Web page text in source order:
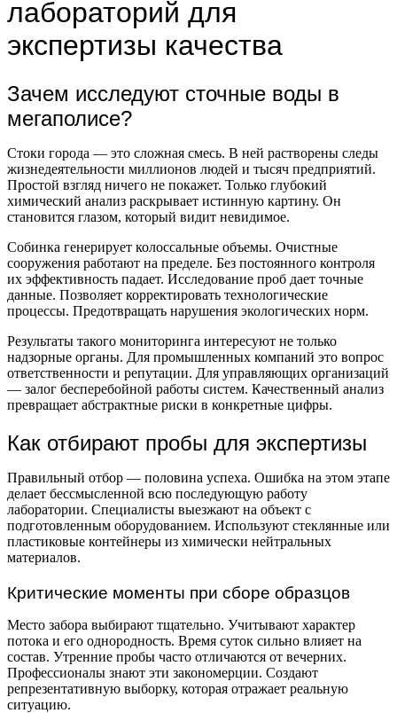
лабораторий для
экспертизы качества
Зачем исследуют сточные воды в
мегаполисе?
Стоки города — это сложная смесь. В ней растворены следы
жизнедеятельности миллионов людей и тысяч предприятий.
Простой взгляд ничего не покажет. Только глубокий
химический анализ раскрывает истинную картину. Он
становится глазом, который видит невидимое.
Собинка генерирует колоссальные объемы. Очистные
сооружения работают на пределе. Без постоянного контроля
их эффективность падает. Исследование проб дает точные
данные. Позволяет корректировать технологические
процессы. Предотвращать нарушения экологических норм.
Результаты такого мониторинга интересуют не только
надзорные органы. Для промышленных компаний это вопрос
ответственности и репутации. Для управляющих организаций
— залог бесперебойной работы систем. Качественный анализ
превращает абстрактные риски в конкретные цифры.
Как отбирают пробы для экспертизы
Правильный отбор — половина успеха. Ошибка на этом этапе
делает бессмысленной всю последующую работу
лаборатории. Специалисты выезжают на объект с
подготовленным оборудованием. Используют стеклянные или
пластиковые контейнеры из химически нейтральных
материалов.
Критические моменты при сборе образцов
Место забора выбирают тщательно. Учитывают характер
потока и его однородность. Время суток сильно влияет на
состав. Утренние пробы часто отличаются от вечерних.
Профессионалы знают эти закономерции. Создают
репрезентативную выборку, которая отражает реальную
ситуацию.